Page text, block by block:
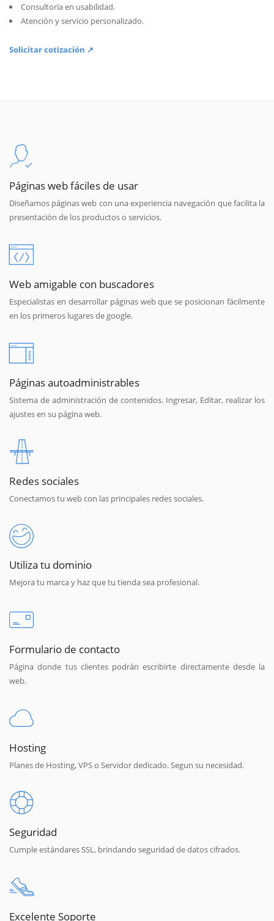
Consultoría en usabilidad.
Atención y servicio personalizado.
Solicitar cotización ↗
Páginas web fáciles de usar
Diseñamos páginas web con una experiencia navegación que facilita la
presentación de los productos o servicios.
Web amigable con buscadores
Especialistas en desarrollar páginas web que se posicionan fácilmente
en los primeros lugares de google.
Páginas autoadministrables
Sistema de administración de contenidos. Ingresar, Editar, realizar los
ajustes en su página web.
Redes sociales
Conectamos tu web con las principales redes sociales.
Utiliza tu dominio
Mejora tu marca y haz que tu tienda sea profesional.
Formulario de contacto
Página donde tus clientes podrán escribirte directamente desde la
web.
Hosting
Planes de Hosting, VPS o Servidor dedicado. Segun su necesidad.
Seguridad
Cumple estándares SSL, brindando seguridad de datos cifrados.
Excelente Soporte